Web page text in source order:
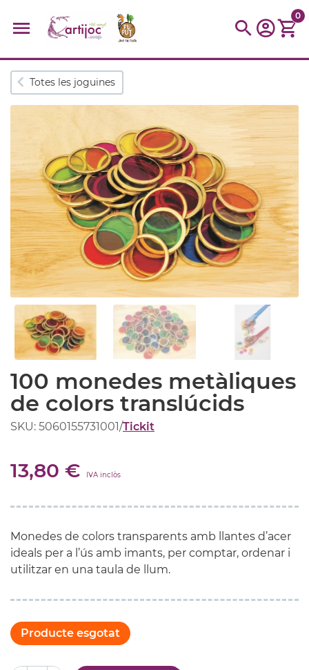
Cerques populars
disfressa trencaclosques baldufa
cotxe
parquing tinkering
Cuina
viatge
0
Totes les joguines
100 monedes metàliques
de colors translúcids
SKU: 5060155731001/Tickit
13,80 € IVA inclòs
Monedes de colors transparents amb llantes d’acer
ideals per a l’ús amb imants, per comptar, ordenar i
utilitzar en una taula de llum.
Producte esgotat